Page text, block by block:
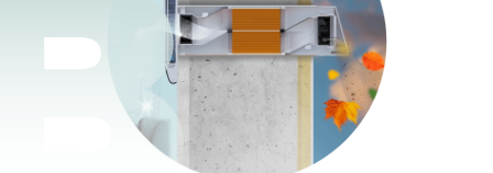
Здоровий сон
Тиха робота
Відсутність плісняви
Розумна робота